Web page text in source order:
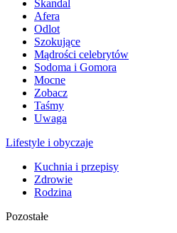
Skandal
Afera
Odlot
Szokujące
Mądrości celebrytów
Sodoma i Gomora
Mocne
Zobacz
Taśmy
Uwaga
Lifestyle i obyczaje
Kuchnia i przepisy
Zdrowie
Rodzina
Pozostałe